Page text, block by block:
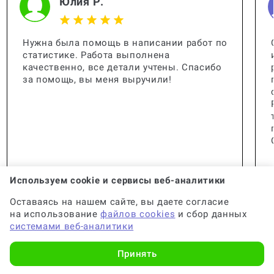
Чем отличается бесплатный
антиплагиат от платного?
после антиплагиата?
Сколько попыток пройти
Нужна была помощь в написании работ по
статистике. Работа выполнена
качественно, все детали учтены. Спасибо
за помощь, вы меня выручили!
Используем cookie и сервисы веб-аналитики
Оставаясь на нашем сайте, вы даете согласие
на использованиефайлов cookies и сбор данных
системами веб-аналитики
Принять